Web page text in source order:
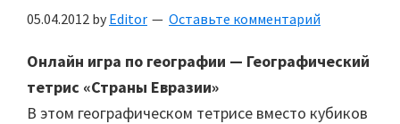
05.04.2012 by Editor Оставьте комментарий
Онлайн игра по географии — Географический
тетрис «Страны Евразии»
В этом географическом тетрисе вместо кубиков